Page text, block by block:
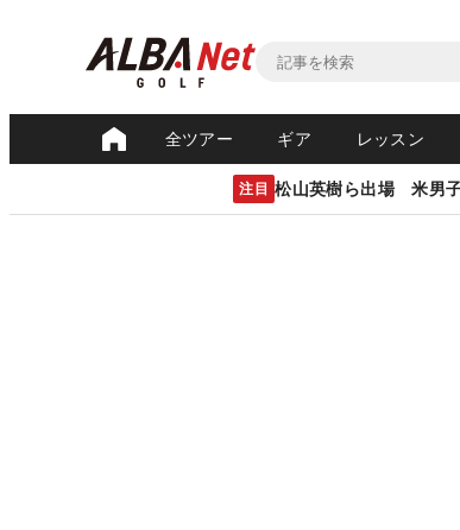
全ツアー ギア レッスン
注目 松山英樹ら出場 米男